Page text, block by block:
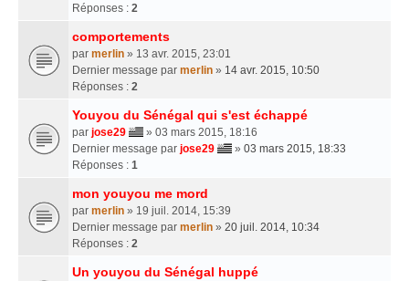
Réponses : 2
comportements
par merlin » 13 avr. 2015, 23:01
Dernier message par merlin » 14 avr. 2015, 10:50
Réponses : 2
Youyou du Sénégal qui s'est échappé
par jose29
» 03 mars 2015, 18:16
Dernier message par jose29 » 03 mars 2015, 18:33
Réponses : 1
mon youyou me mord
par merlin » 19 juil. 2014, 15:39
Dernier message par merlin » 20 juil. 2014, 10:34
Réponses : 2
Un youyou du Sénégal huppé